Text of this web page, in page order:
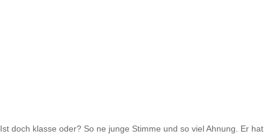
Ist doch klasse oder? So ne junge Stimme und so viel Ahnung. Er hat